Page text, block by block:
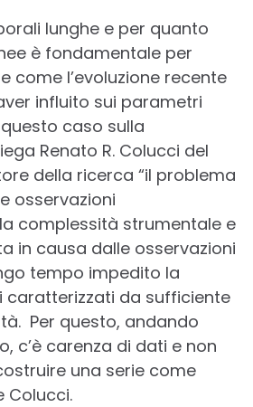
lunghe e per quanto
è fondamentale per
come l’evoluzione recente
influito sui parametri
caso sulla
Renato R. Colucci del
della ricerca “il problema
osservazioni
complessità strumentale e
in causa dalle osservazioni
tempo impedito la
caratterizzati da sufficiente
Per questo, andando
c’è carenza di dati e non
una serie come
Colucci.